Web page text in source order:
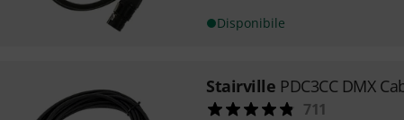
Disponibile
Stairville PDC3CC DMX
711